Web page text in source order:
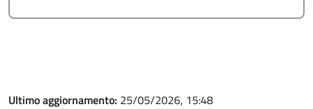
Ultimo aggiornamento: 25/05/2026, 15:48